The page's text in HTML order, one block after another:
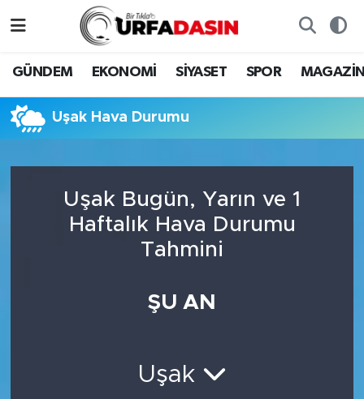
GÜNDEM EKONOMİ SİYASET SPOR
Uşak Hava Durumu
Uşak Bugün, Yarın ve 1
Haftalık Hava Durumu
Tahmini
ŞU AN
Uşak
MAGAZİN
Nöbetçi Eczaneler
Süper Lig Puan Durumu ve Fikstür
Son Dakika Haberleri